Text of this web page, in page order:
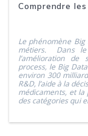
Comprendre
Le phénomène
métiers. Dans
l’amélioration de
process, le Big
environ 300
R&D, l’aide à la
médicaments, et
des catégories qui